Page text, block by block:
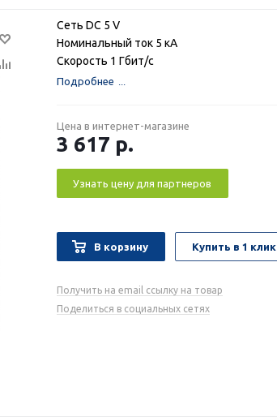
Сеть DC 5 V
Номинальный ток 5 кА
Скорость 1 Гбит/с
Подробнее
Цена в интернет-магазине
3 617 р.
Узнать цену для партнеров
В корзину Купить в 1 клик
Получить на email ссылку на товар
Поделиться в социальных сетях